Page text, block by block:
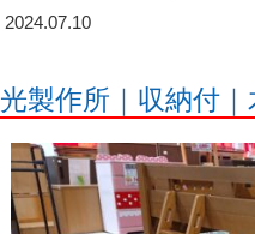
2024.07.10
光製作所｜収納付